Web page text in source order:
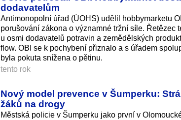
dodavatelům
Antimonopolní úřad (ÚOHS) udělil hobbymarketu
porušování zákona o významné tržní síle. Řetězec
u osmi dodavatelů potravin a zemědělských
flow. OBI se k pochybení přiznalo a s úřadem
byla pokuta snížena o pětinu.
tento rok
Nový model prevence v Šumperku:
žáků na drogy
Městská policie v Šumperku jako první v